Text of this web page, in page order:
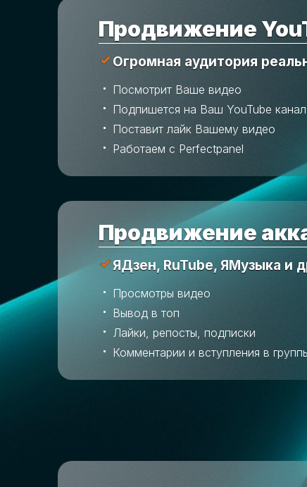
Продвижение
Огромная аудитория
Посмотрит Ваше видео
Подпишется на Ваш YouTube канал
Поставит лайк Вашему видео
Работаем с Perfectpanel
Продвижение
ЯДзен, RuTube, ЯМузыка и
Просмотры видео
Вывод в топ
Лайки, репосты, подписки
Комментарии и вступления в